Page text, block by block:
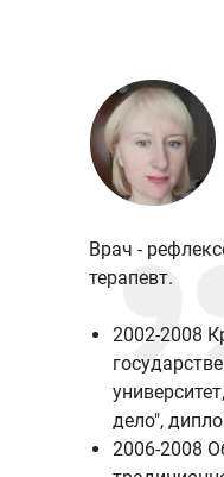
Врач -
терапевт.
2002-2008
дело",
2006-2008